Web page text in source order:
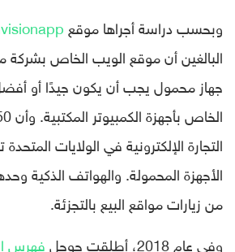
وبحسب دراسة أجراها موقع
البالغين أن موقع الويب الخاص
جهاز محمول يجب أن يكون جيدًا أو
التجارة الإلكترونية في الولايات
من زيارات مواقع البيع بالتجزئة.
وفي عام 2018، أطلقت جوجل
فهرس